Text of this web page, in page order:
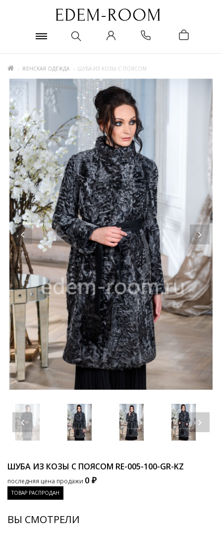
ЖЕНСКАЯ ОДЕЖДА ШУБА ИЗ КОЗЫ С ПОЯСОМ
ШУБА ИЗ КОЗЫ С ПОЯСОМ RE-005-100-GR-KZ
последняя цена продажи 0 ₽
ТОВАР РАСПРОДАН
ВЫ СМОТРЕЛИ